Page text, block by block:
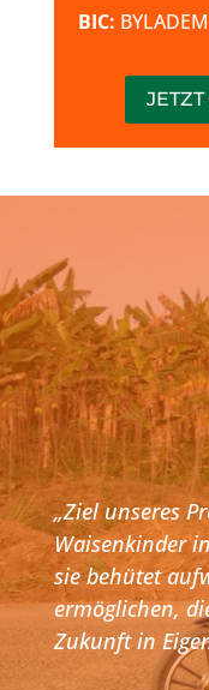
BIC:
„Ziel unseres
Waisenkinder
sie behütet
ermöglichen,
Zukunft in